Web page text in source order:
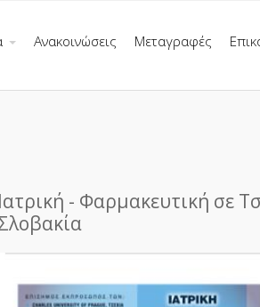
Ανακοινώσεις Μεταγραφές
Ιατρική - Φαρμακευτική σε